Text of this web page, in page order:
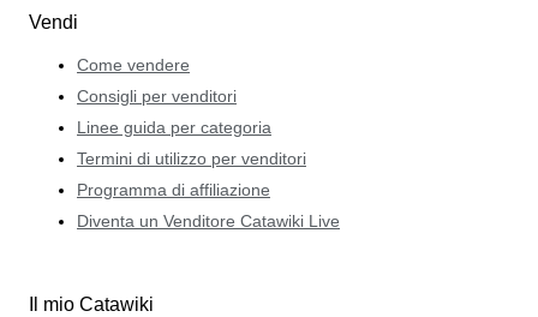
Vendi
Come vendere
Consigli per venditori
Linee guida per categoria
Termini di utilizzo per venditori
Programma di affiliazione
Diventa un Venditore Catawiki Live
Il mio Catawiki